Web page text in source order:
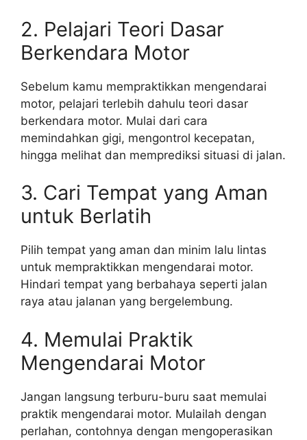
2. Pelajari Teori Dasar
Berkendara Motor
Sebelum kamu mempraktikkan mengendarai
motor, pelajari terlebih dahulu teori dasar
berkendara motor. Mulai dari cara
memindahkan gigi, mengontrol kecepatan,
hingga melihat dan memprediksi situasi di jalan.
3. Cari Tempat yang Aman
untuk Berlatih
Pilih tempat yang aman dan minim lalu lintas
untuk mempraktikkan mengendarai motor.
Hindari tempat yang berbahaya seperti jalan
raya atau jalanan yang bergelembung.
4. Memulai Praktik
Mengendarai Motor
Jangan langsung terburu-buru saat memulai
praktik mengendarai motor. Mulailah dengan
perlahan, contohnya dengan mengoperasikan